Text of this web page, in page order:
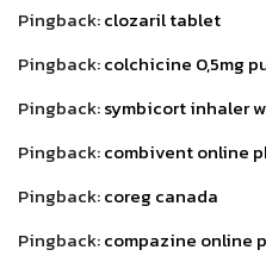
Pingback:clozaril tablet
Pingback:colchicine 0,5mg
Pingback:symbicort inhaler
Pingback:combivent online
Pingback:coreg canada
Pingback:compazine online